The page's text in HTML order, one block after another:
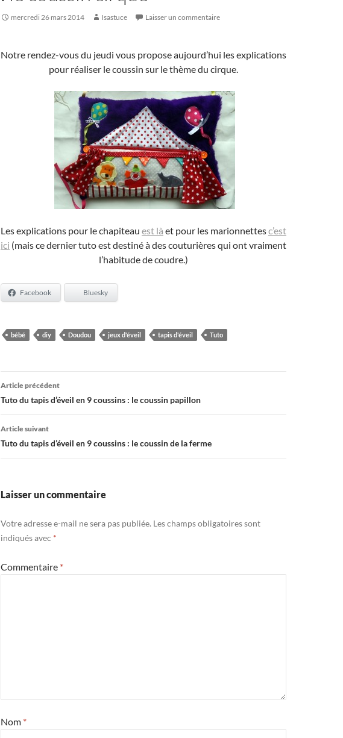
mercredi 26 mars 2014 Isastuce Laisser un commentaire
Notre rendez-vous du jeudi vous propose aujourd’hui les explications
pour réaliser le coussin sur le thème du cirque.
Les explications pour le chapiteau est là et pour les marionnettesc’est
ici (mais ce dernier tuto est destiné à des couturières qui ont vraiment
l’habitude de coudre.)
Facebook Bluesky
bébé diy Doudou jeux d'éveil tapis d'éveil Tuto
Navigation
des
articles
Article précédent
Tuto du tapis d’éveil en 9 coussins : le coussin papillon
Article suivant
Tuto du tapis d’éveil en 9 coussins : le coussin de la ferme
Laisser un commentaire
Votre adresse e-mail ne sera pas publiée. Les champs obligatoires sont
indiqués avec *
Commentaire *
Nom *